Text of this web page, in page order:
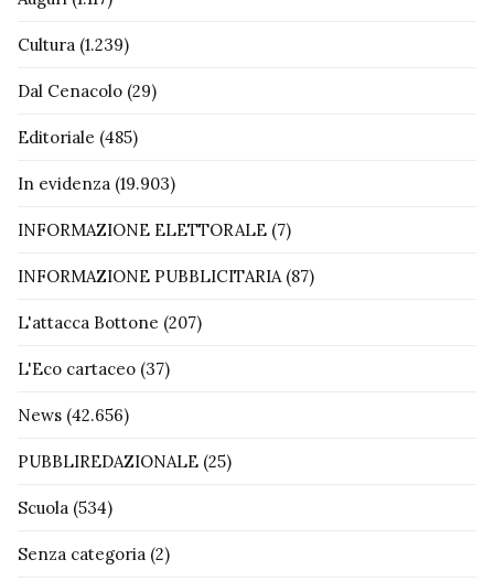
Cultura (1.239)
Dal Cenacolo (29)
Editoriale (485)
In evidenza (19.903)
INFORMAZIONE ELETTORALE (7)
INFORMAZIONE PUBBLICITARIA(87)
L'attacca Bottone (207)
L'Eco cartaceo (37)
News (42.656)
PUBBLIREDAZIONALE (25)
Scuola (534)
Senza categoria (2)